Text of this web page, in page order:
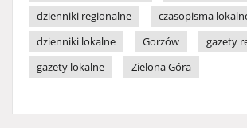
dzienniki regionalne
czasopisma
dzienniki lokalne
Gorzów
gazety
gazety lokalne
Zielona Góra